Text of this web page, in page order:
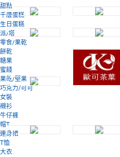
甜點
千層蛋糕
生日蛋糕
派/塔
零食/果乾
餅乾
糖果
蜜餞
果乾/堅果
巧克力/可可
女裝
襯衫
牛仔褲
帽T
連身裙
T恤
大衣